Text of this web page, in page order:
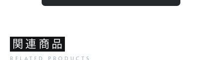
関連商品